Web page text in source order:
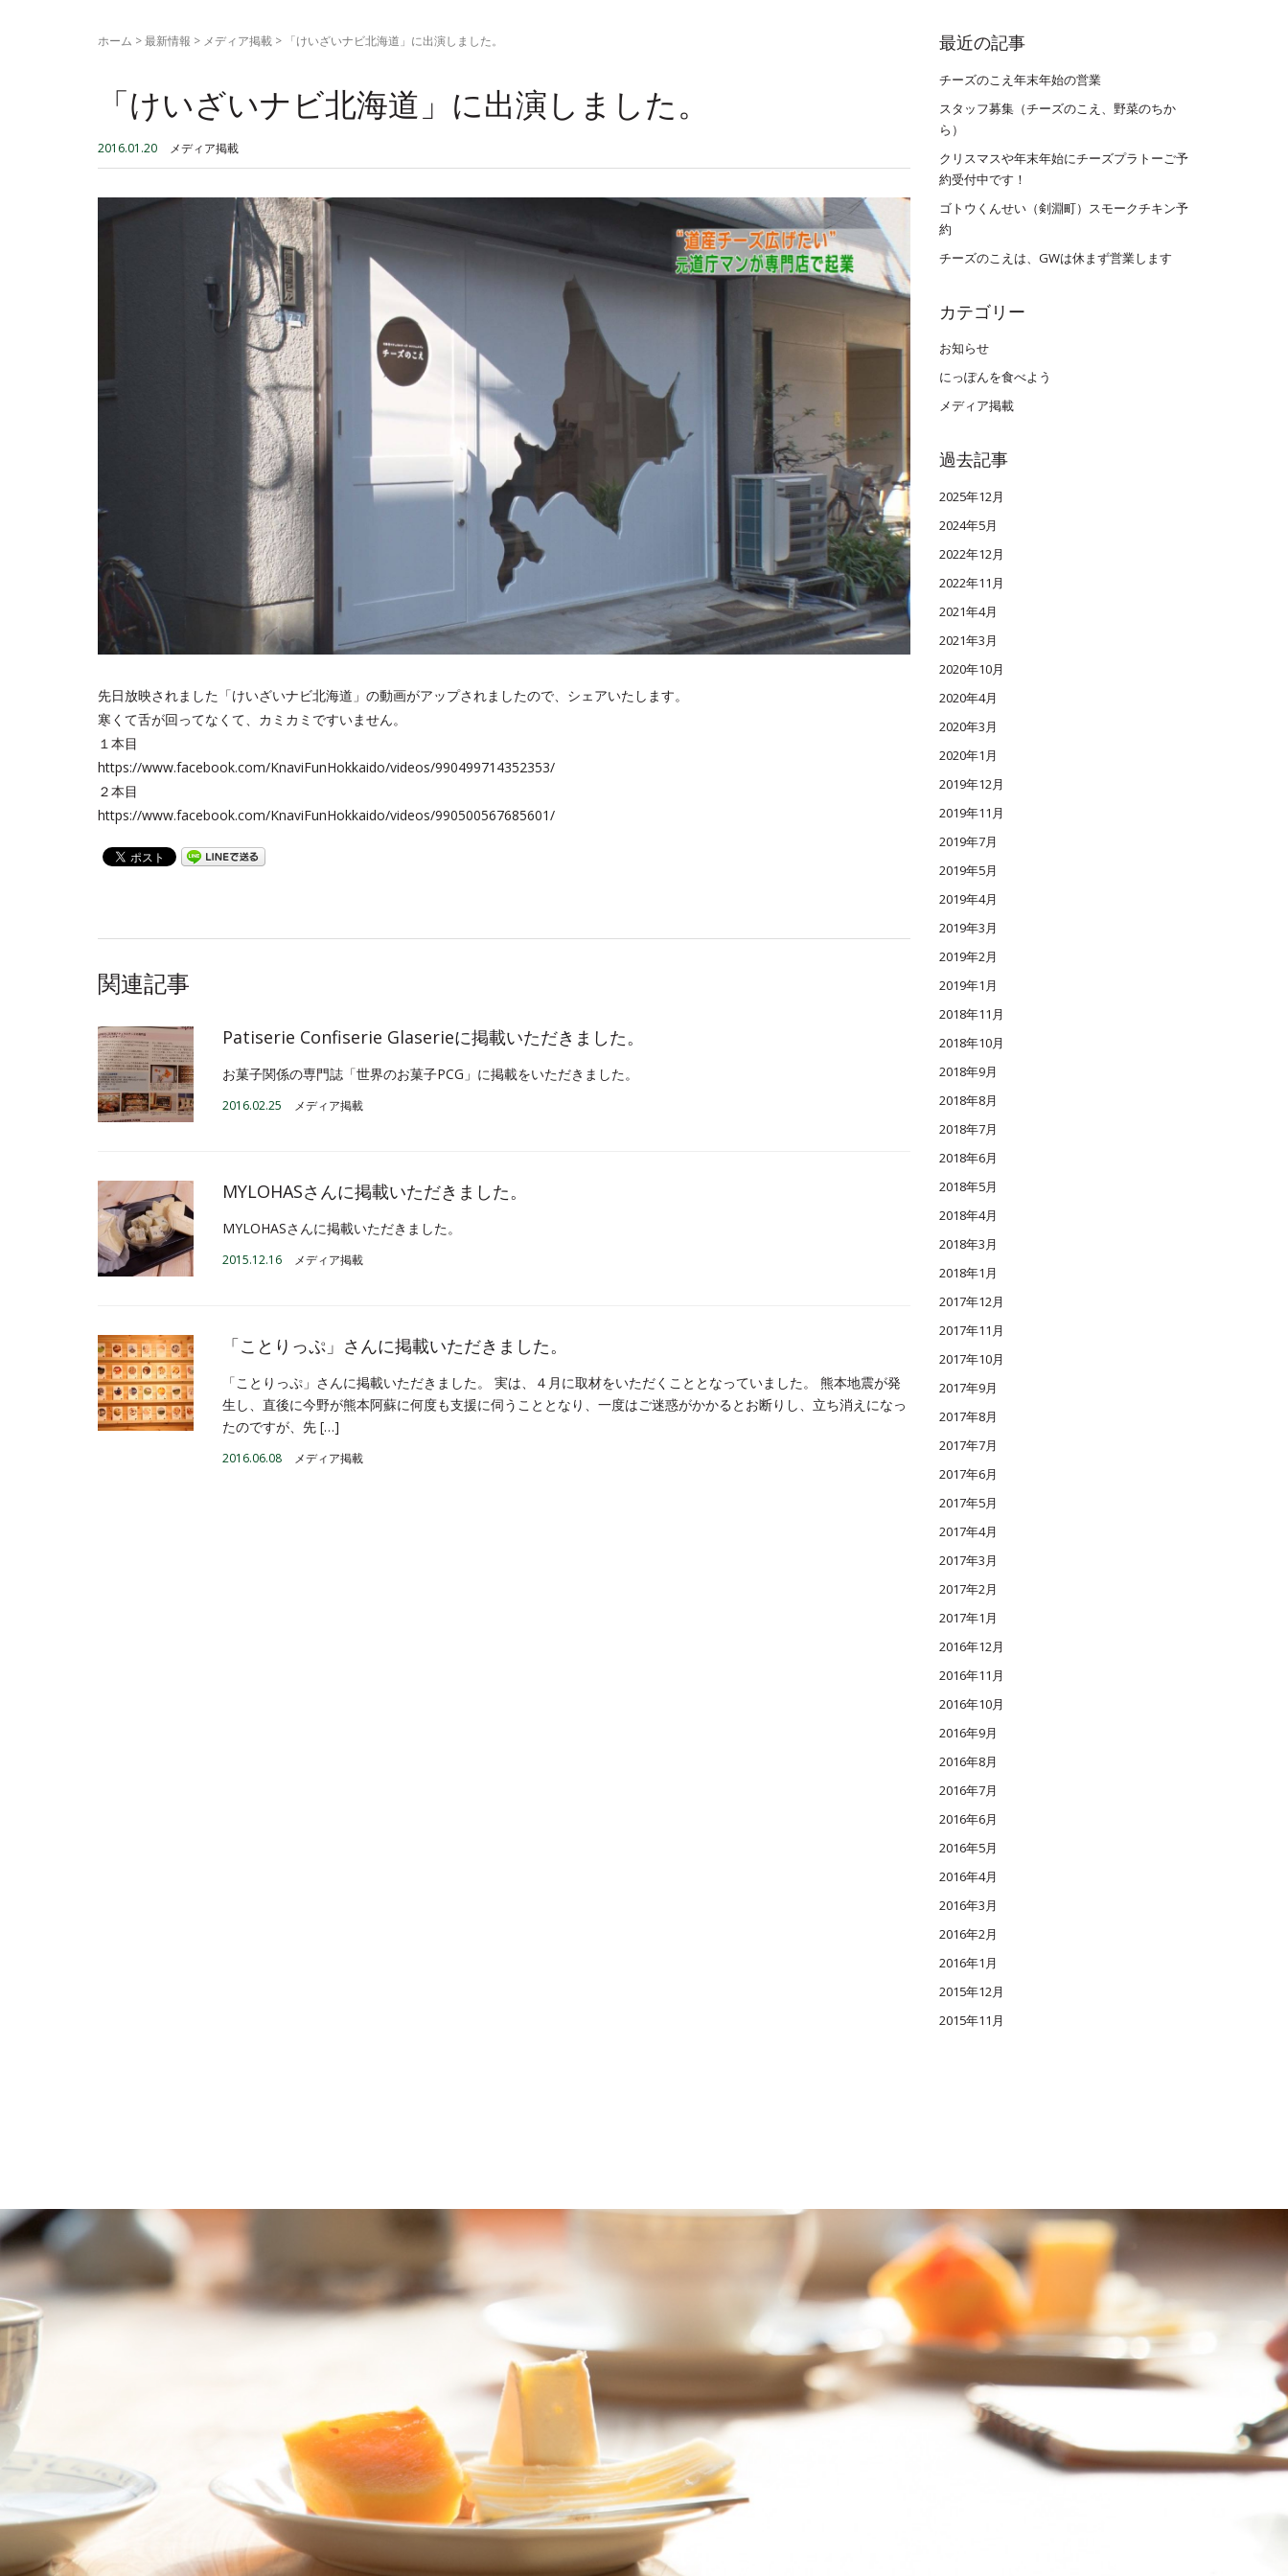
ホーム >最新情報 > メディア掲載 > 「けいざいナビ北海道」に出演しました。
「けいざいナビ北海道」に出演しました。
2016.01.20 メディア掲載
先日放映されました「けいざいナビ北海道」の動画がアップされましたので、シェアいたします。
寒くて舌が回ってなくて、カミカミですいません。
１本目
https://www.facebook.com/KnaviFunHokkaido/videos/990499714352353/
２本目
https://www.facebook.com/KnaviFunHokkaido/videos/990500567685601/
関連記事
Patiserie Confiserie Glaserieに掲載いただきました。
お菓子関係の専門誌「世界のお菓子PCG」に掲載をいただきました。
2016.02.25 メディア掲載
MYLOHASさんに掲載いただきました。
MYLOHASさんに掲載いただきました。
2015.12.16 メディア掲載
「ことりっぷ」さんに掲載いただきました。
「ことりっぷ」さんに掲載いただきました。 実は、４月に取材をいただくこととなっていました。 熊本地震が発
生し、直後に今野が熊本阿蘇に何度も支援に伺うこととなり、一度はご迷惑がかかるとお断りし、立ち消えになっ
たのですが、先 […]
2016.06.08 メディア掲載
最近の記事
チーズのこえ年末年始の営業
スタッフ募集（チーズのこえ、野菜のちか
ら）
クリスマスや年末年始にチーズプラトーご予
約受付中です！
ゴトウくんせい（剣淵町）スモークチキン予
約
チーズのこえは、GWは休まず営業します
カテゴリー
お知らせ
にっぽんを食べよう
メディア掲載
過去記事
2025年12月
2024年5月
2022年12月
2022年11月
2021年4月
2021年3月
2020年10月
2020年4月
2020年3月
2020年1月
2019年12月
2019年11月
2019年7月
2019年5月
2019年4月
2019年3月
2019年2月
2019年1月
2018年11月
2018年10月
2018年9月
2018年8月
2018年7月
2018年6月
2018年5月
2018年4月
2018年3月
2018年1月
2017年12月
2017年11月
2017年10月
2017年9月
2017年8月
2017年7月
2017年6月
2017年5月
2017年4月
2017年3月
2017年2月
2017年1月
2016年12月
2016年11月
2016年10月
2016年9月
2016年8月
2016年7月
2016年6月
2016年5月
2016年4月
2016年3月
2016年2月
2016年1月
2015年12月
2015年11月